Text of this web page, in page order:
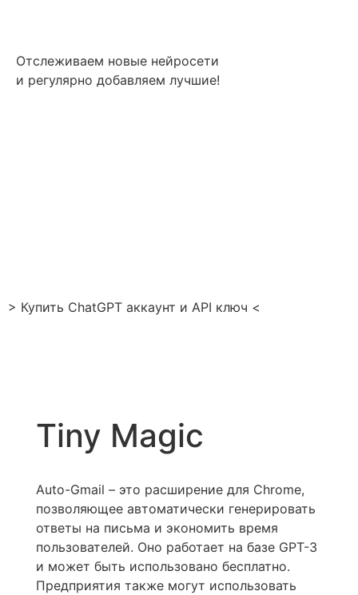
Отслеживаем новые нейросети
и регулярно добавляем лучшие!
> Купить ChatGPT аккаунт и API ключ <
Tiny Magic
Auto-Gmail – это расширение для Chrome,
позволяющее автоматически генерировать
ответы на письма и экономить время
пользователей. Оно работает на базе GPT-3
и может быть использовано бесплатно.
Предприятия также могут использовать